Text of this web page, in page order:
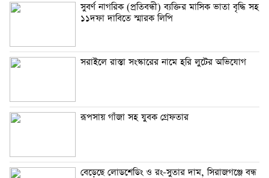
সুবর্ণ নাগরিক (প্রতিবন্ধী) ব্যক্তির মাসিক ভাতা বৃদ্ধি সহ
১১দফা দাবিতে স্মারক লিপি
সরাইলে রাস্তা সংস্কারের নামে হরি লুটের অভিযোগ
রূপসায় গাঁজা সহ যুবক গ্রেফতার
বেড়েছে লোডশেডিং ও রং-সুতার দাম, সিরাজগঞ্জে বন্ধ